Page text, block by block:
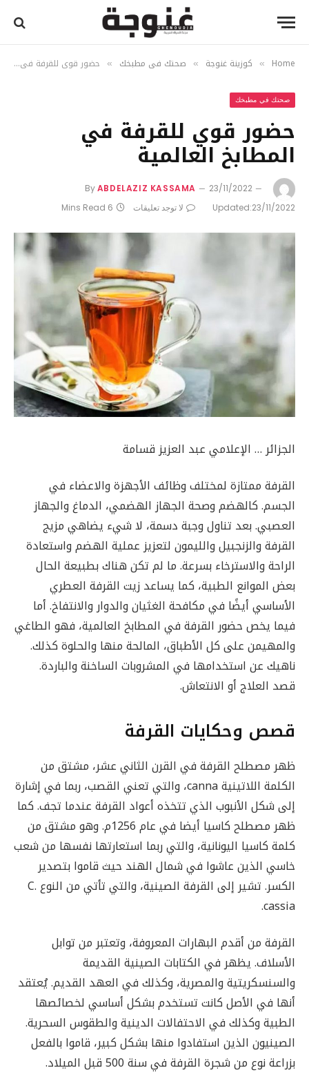
Home
» كوزينة غنوجة » صحتك في مطبخك » حضور قوي للقرفة في المطابخ العالمية
صحتك في مطبخك
حضور قوي للقرفة في
المطابخ العالمية
ByABDELAZIZ KASSAMA
23/11/2022
Updated:23/11/2022 لا توجد تعليقات 6 Mins Read
الجزائر … الإعلامي عبد العزيز قسامة
القرفة ممتازة لمختلف وظائف الأجهزة والاعضاء في
الجسم. كالهضم وصحة الجهاز الهضمي، الدماغ والجهاز
العصبي. بعد تناول وجبة دسمة، لا شيء يضاهي مزيج
القرفة والزنجبيل والليمون لتعزيز عملية الهضم واستعادة
الراحة والاسترخاء بسرعة. ما لم تكن هناك بطبيعة الحال
بعض الموانع الطبية، كما يساعد زيت القرفة العطري
الأساسي أيضًا في مكافحة الغثيان والدوار والانتفاخ. أما
فيما يخص حضور القرفة في المطابخ العالمية، فهو الطاغي
والمهيمن على كل الأطباق، المالحة منها والحلوة كذلك.
ناهيك عن استخدامها في المشروبات الساخنة والباردة.
قصد العلاج أو الانتعاش.
قصص وحكايات القرفة
ظهر مصطلح القرفة في القرن الثاني عشر، مشتق من
الكلمة اللاتينية canna، والتي تعني القصب، ربما في إشارة
إلى شكل الأنبوب الذي تتخذه أعواد القرفة عندما تجف. كما
ظهر مصطلح كاسيا أيضا في عام 1256م. وهو مشتق من
كلمة كاسيا اليونانية، والتي ربما استعارتها نفسها من شعب
خاسي الذين عاشوا في شمال الهند حيث قاموا بتصدير
الكسر. تشير إلى القرفة الصينية، والتي تأتي من النوع C.
cassia.
القرفة من أقدم البهارات المعروفة، وتعتبر من توابل
الأسلاف. يظهر في الكتابات الصينية القديمة
والسنسكريتية والمصرية، وكذلك في العهد القديم. يُعتقد
أنها في الأصل كانت تستخدم بشكل أساسي لخصائصها
الطبية وكذلك في الاحتفالات الدينية والطقوس السحرية.
الصينيون الذين استفادوا منها بشكل كبير، قاموا بالفعل
بزراعة نوع من شجرة القرفة في سنة 500 قبل الميلاد.